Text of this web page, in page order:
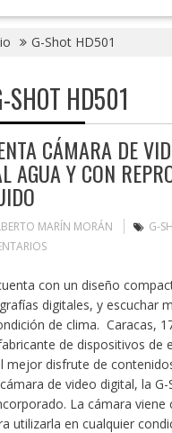
G-Shot HD501
SHOT HD501
CÁMARA DE
AGUA Y CON
MARÍN MORÁN G-
con un diseño
digitales, y escuchar
de clima. Caracas,
de dispositivos de
mejor disfrute de
de video digital, la
La cámara viene
utilizarla en cualquier